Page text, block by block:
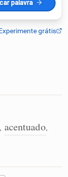
, acentuado,